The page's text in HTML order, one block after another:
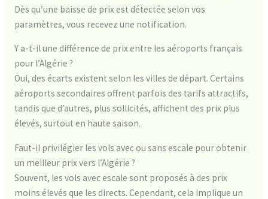
Dès qu’une baisse de prix est détectée selon vos
paramètres, vous recevez une notification.
Y a-t-il une différence de prix entre les aéroports français
pour l’Algérie ?
Oui, des écarts existent selon les villes de départ. Certains
aéroports secondaires offrent parfois des tarifs attractifs,
tandis que d’autres, plus sollicités, affichent des prix plus
élevés, surtout en haute saison.
Faut-il privilégier les vols avec ou sans escale pour obtenir
un meilleur prix vers l’Algérie ?
Souvent, les vols avec escale sont proposés à des prix
moins élevés que les directs. Cependant, cela implique un